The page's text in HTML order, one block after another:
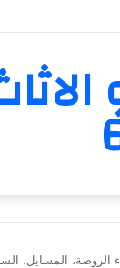
الروضة، المسايل،